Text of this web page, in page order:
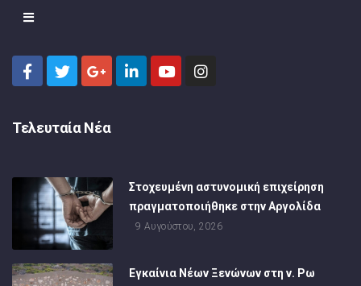
Τελευταία Νέα
Στοχευμένη αστυνομική επιχείρηση
πραγματοποιήθηκε στην Αργολίδα
9 Αυγούστου, 2026
Εγκαίνια Νέων Ξενώνων στη ν. Ρω